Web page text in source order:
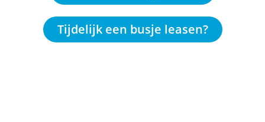
Tijdelijk een busje leasen?